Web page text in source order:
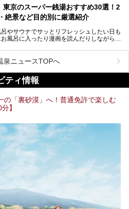
る「サ旅」や自分へのご褒美のための宿泊な
なタイミングで好きなだけサ活ができるのが
用施設だけでなく、カップルや女性に嬉し
えてきました。
めしたい施設14選をご紹介します。
。
東京のスーパー銭湯おすすめ30選！2
絶景など目的別に厳選紹介
やサウナでサッとリフレッシュしたい日も
風呂に入ったり漫画を読んだりしながら一
してしまい、「このまま朝までゆっくりでき
」と探した経験がある人も多いのではないで
、東京でおすすめのスーパー銭湯を、目的
できる施設や、1,000円以下で楽しめる安
休日レジャーにもぴったりなエンタメ要素
ど、利用のシーンに合わせて参考にしてく
泉ニュースTOPへ
ティ情報
の「裏砂漠」へ！普通免許で楽しむ
】